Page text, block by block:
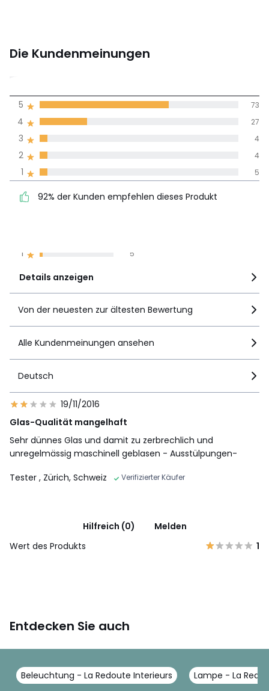
Die Kundenmeinungen
4,4
(113)
1 5
4 27
92% der Kunden
empfehlen dieses Produkt
Details anzeigen
1 5
2 4
3 4
4 27
5 73
92% der Kunden empfehlen dieses Produkt
Von der neuesten zur ältesten Bewertung
Alle Kundenmeinungen ansehen
Deutsch
19/11/2016
Glas-Qualität mangelhaft
Sehr dünnes Glas und damit zu zerbrechlich und
unregelmässig maschinell geblasen - Ausstülpungen-
Tester , Zürich, Schweiz Verifizierter Käufer
Hilfreich (0)
Melden
Wert des Produkts
1
Entdecken Sie auch
Beleuchtung - La Redoute Interieurs Lampe - La